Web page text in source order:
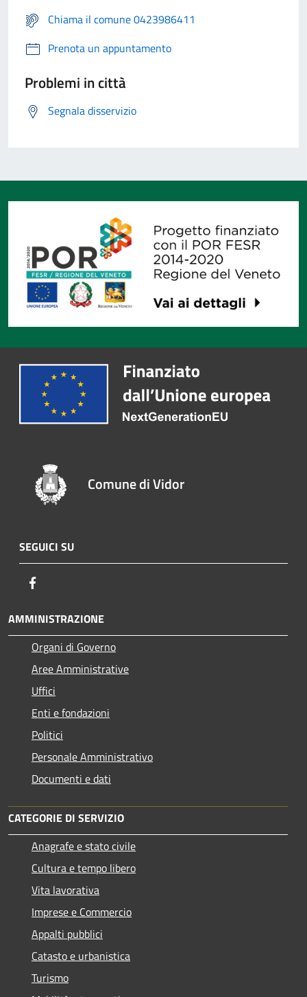
Chiama il comune 0423986411
Prenota un appuntamento
Problemi in città
Segnala disservizio
Comune di Vidor
SEGUICI SU
AMMINISTRAZIONE
Organi di Governo
Aree Amministrative
Uffici
Enti e fondazioni
Politici
Personale Amministrativo
Documenti e dati
CATEGORIE DI SERVIZIO
Anagrafe e stato civile
Cultura e tempo libero
Vita lavorativa
Imprese e Commercio
Appalti pubblici
Catasto e urbanistica
Turismo